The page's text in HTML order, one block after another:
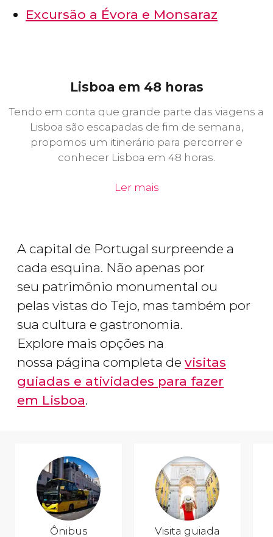
Excursão a Évora e Monsaraz
Lisboa em 48 horas
Tendo em conta que grande parte das viagens a
Lisboa são escapadas de fim de semana,
propomos um itinerário para percorrer e
conhecer Lisboa em 48 horas.
Ler mais
A capital de Portugal surpreende a
cada esquina. Não apenas por
seu patrimônio monumental ou
pelas vistas do Tejo, mas também por
sua cultura e gastronomia.
Explore mais opções na
nossa página completa de visitas
guiadas e atividades para fazer
em Lisboa.
Ônibus
Visita guiada